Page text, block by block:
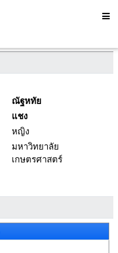
ณัฐหทัย
แชง
หญิง
มหาวิทยาลัย
เกษตรศาสตร์